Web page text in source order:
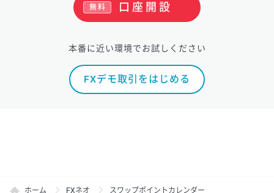
口座開設
無料
本番に近い環境でお試しください
FXデモ取引をはじめる
ホーム FXネオ スワップポイントカレンダー